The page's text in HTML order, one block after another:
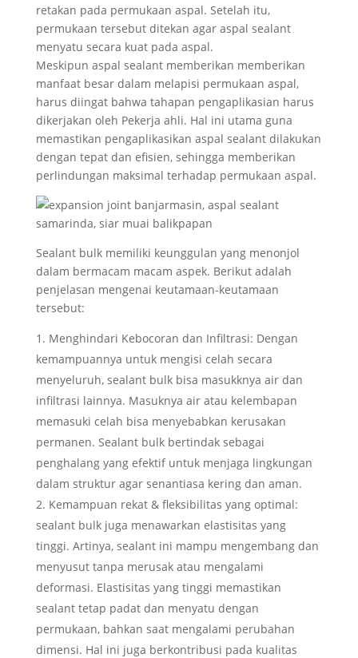
retakan pada permukaan aspal. Setelah itu,
permukaan tersebut ditekan agar aspal sealant
menyatu secara kuat pada aspal.
Meskipun aspal sealant memberikan memberikan
manfaat besar dalam melapisi permukaan aspal,
harus diingat bahwa tahapan pengaplikasian harus
dikerjakan oleh Pekerja ahli. Hal ini utama guna
memastikan pengaplikasikan aspal sealant dilakukan
dengan tepat dan efisien, sehingga memberikan
perlindungan maksimal terhadap permukaan aspal.
Sealant bulk memiliki keunggulan yang menonjol
dalam bermacam macam aspek. Berikut adalah
penjelasan mengenai keutamaan-keutamaan
tersebut:
Menghindari Kebocoran dan Infiltrasi: Dengan
kemampuannya untuk mengisi celah secara
menyeluruh, sealant bulk bisa masukknya air dan
infiltrasi lainnya. Masuknya air atau kelembapan
memasuki celah bisa menyebabkan kerusakan
permanen. Sealant bulk bertindak sebagai
penghalang yang efektif untuk menjaga lingkungan
dalam struktur agar senantiasa kering dan aman.
Kemampuan rekat & fleksibilitas yang optimal:
sealant bulk juga menawarkan elastisitas yang
tinggi. Artinya, sealant ini mampu mengembang dan
menyusut tanpa merusak atau mengalami
deformasi. Elastisitas yang tinggi memastikan
sealant tetap padat dan menyatu dengan
permukaan, bahkan saat mengalami perubahan
dimensi. Hal ini juga berkontribusi pada kualitas